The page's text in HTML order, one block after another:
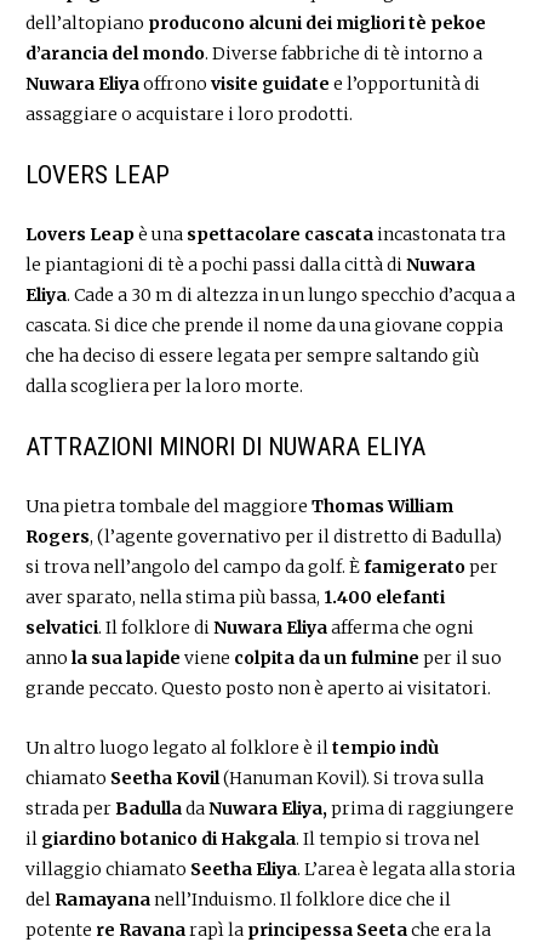
dell’altopiano producono alcuni dei migliori tè pekoe
d’arancia del mondo. Diverse fabbriche di tè intorno a
Nuwara Eliyaoffrono visite guidate e l’opportunità di
assaggiare o acquistare i loro prodotti.
LOVERS LEAP
Lovers Leapè una spettacolare cascataincastonata tra
le piantagioni di tè a pochi passi dalla città diNuwara
Eliya. Cade a 30 m di altezza in un lungo specchio d’acqua a
cascata. Si dice che prende il nome da una giovane coppia
che ha deciso di essere legata per sempre saltando giù
dalla scogliera per la loro morte.
ATTRAZIONI MINORI DI NUWARA ELIYA
Una pietra tombale del maggiore Thomas William
Rogers, (l’agente governativo per il distretto di Badulla)
si trova nell’angolo del campo da golf. Èfamigeratoper
aver sparato, nella stima più bassa, 1.400 elefanti
selvatici. Il folklore diNuwara Eliyaafferma che ogni
anno la sua lapide viene colpita da un fulmine per il suo
grande peccato. Questo posto non è aperto ai visitatori.
Un altro luogo legato al folklore è iltempio indù
chiamato Seetha Kovil(Hanuman Kovil). Si trova sulla
strada perBadulladaNuwara Eliya,prima di raggiungere
il giardino botanico di Hakgala. Il tempio si trova nel
villaggio chiamato Seetha Eliya. L’area è legata alla storia
del Ramayananell’Induismo. Il folklore dice che il
potente re Ravanarapì la principessa Seetache era la